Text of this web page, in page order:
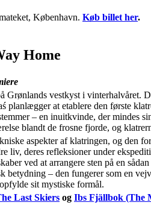
København. Køb billet her.
Home
Grønlands vestkyst i vinterhalvåret.
planlægger at etablere den første
– en inuitkvinde, der mindes
blandt de frosne fjorde, og
aspekter af klatringen, og den
liv, deres refleksioner under
ved at arrangere sten på en
betydning – den fungerer som en
sit mystiske formål.
Last Skiers og Ibs Fjällbok (The